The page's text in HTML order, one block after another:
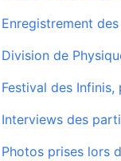
Enregistrement
Division de
Festival des
Interviews des
Photos prises lors